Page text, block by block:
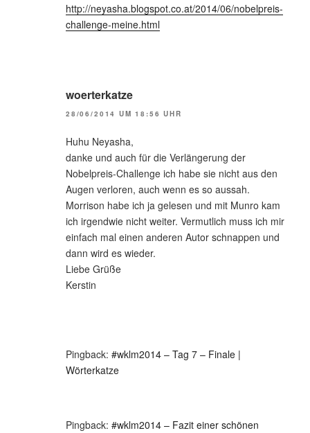
http://neyasha.blogspot.co.at/2014/06/nobelpreis-
challenge-meine.html
woerterkatze
28/06/2014 UM 18:56 UHR
Huhu Neyasha,
danke und auch für die Verlängerung der
Nobelpreis-Challenge ich habe sie nicht aus den
Augen verloren, auch wenn es so aussah.
Morrison habe ich ja gelesen und mit Munro kam
ich irgendwie nicht weiter. Vermutlich muss ich mir
einfach mal einen anderen Autor schnappen und
dann wird es wieder.
Liebe Grüße
Kerstin
Pingback: #wklm2014 – Tag 7 – Finale |
Wörterkatze
Pingback: #wklm2014 – Fazit einer schönen